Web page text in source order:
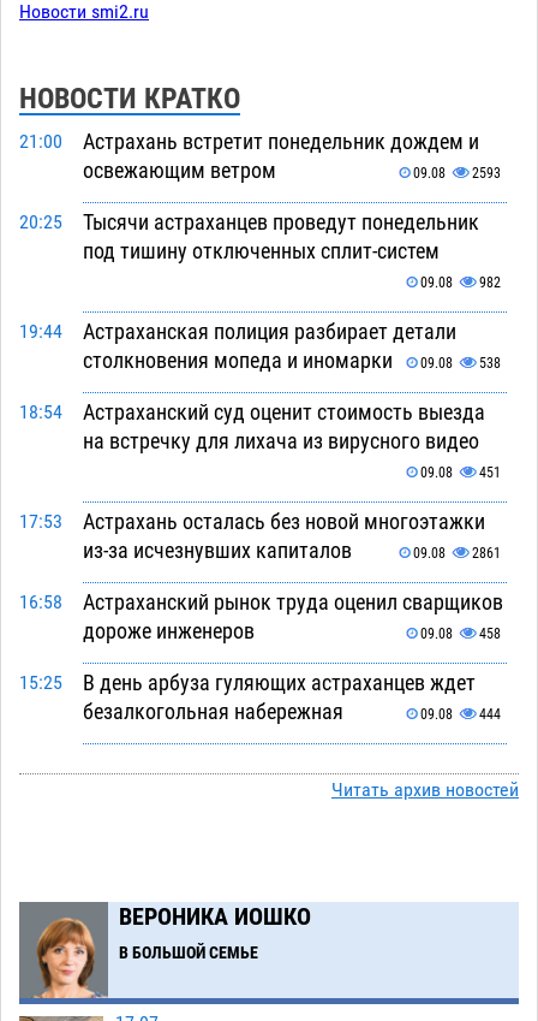
Новости smi2.ru
НОВОСТИ КРАТКО
21:00
Астрахань встретит понедельник дождем и
освежающим ветром
09.08 2593
20:25
Тысячи астраханцев проведут понедельник
под тишину отключенных сплит-систем
09.08 982
19:44
Астраханская полиция разбирает детали
столкновения мопеда и иномарки
09.08 538
18:54
Астраханский суд оценит стоимость выезда
на встречку для лихача из вирусного видео
09.08 451
17:53
Астрахань осталась без новой многоэтажки
из-за исчезнувших капиталов
09.08 2861
16:58
Астраханский рынок труда оценил сварщиков
дороже инженеров
09.08 458
15:25
В день арбуза гуляющих астраханцев ждет
безалкогольная набережная
09.08 444
Астрахани в кредитную яму
09.08 1020
12:03
Тысячи астраханцев останутся без горячей
воды до двадцатого августа
10:51 Жителей Астраханской области просят
Читать архив новостей
ВЕРОНИКА ИОШКО
В БОЛЬШОЙ СЕМЬЕ